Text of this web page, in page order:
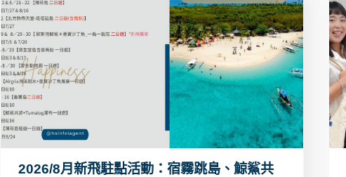
2026/8月新飛駐點活動：宿霧跳島、鯨鯊共